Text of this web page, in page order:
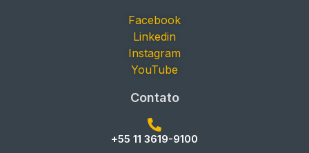
Facebook
Linkedin
Instagram
YouTube
Contato
+55 11 3619-9100